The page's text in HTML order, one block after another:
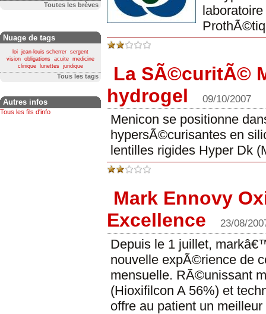
Toutes les brèves
Nuage de tags
loi jean-louis scherrer
sergent
vision
obligations acuite
medicine
clinique
lunettes juridique
Tous les tags
Autres infos
Tous les fils d'info
La SÃ©curitÃ©
hydrogel
09/10/2007
Menicon se positionne
hypersÃ©curisantes en
lentilles rigides Hyper Dk
Mark Ennovy
Excellence
23/08/
Depuis le 1 juillet,
nouvelle expÃ©rience de
mensuelle. RÃ©unissant
(Hioxifilcon A 56%) et
offre au patient un